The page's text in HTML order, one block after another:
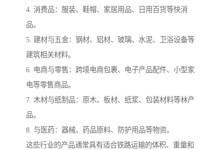
4. 消费品：服装、鞋帽、家居用品、日用百货等快消
品。
5. 建材与五金：钢材、铝材、玻璃、水泥、卫浴设备等
建筑相关材料。
6. 电商与零售：跨境电商包裹、电子产品配件、小型家
电等零售商品。
7. 木材与纸制品：原木、板材、纸浆、包装材料等林产
品。
8. 与医药：器械、药品原料、防护用品等物资。
这些行业的产品通常具有适合铁路运输的体积、重量和